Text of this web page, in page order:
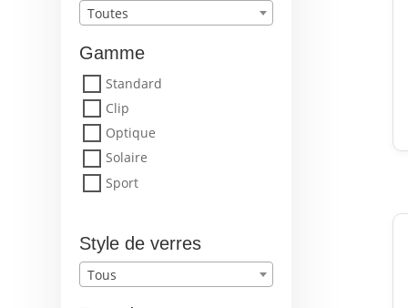
Toutes
Gamme
Standard
Clip
Optique
Solaire
Sport
Style de verres
Tous